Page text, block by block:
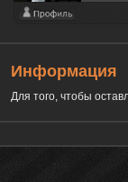
Информация
Для того, чтобы